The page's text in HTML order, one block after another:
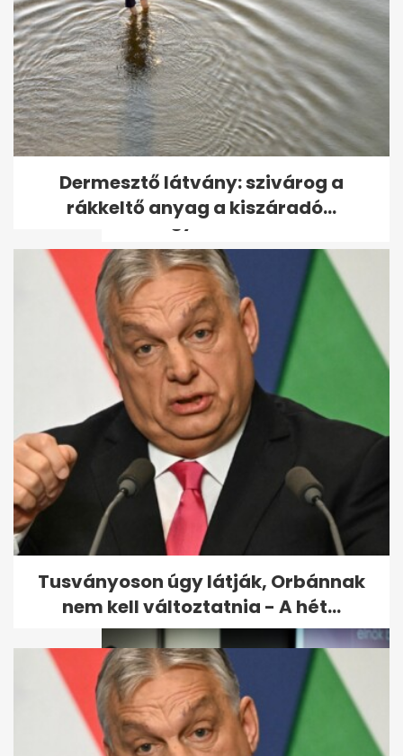
Egy idős asszony 40 milliót
hagyott a gondozójára,
csakhogy két...
A kórházban kiderült: nem a
saját magzatával viselős, de
az...
Dermesztő látvány: szivárog a
rákkeltő anyag a kiszáradó...
Tusványoson úgy látják, Orbánnak
nem kell változtatnia - A hét...